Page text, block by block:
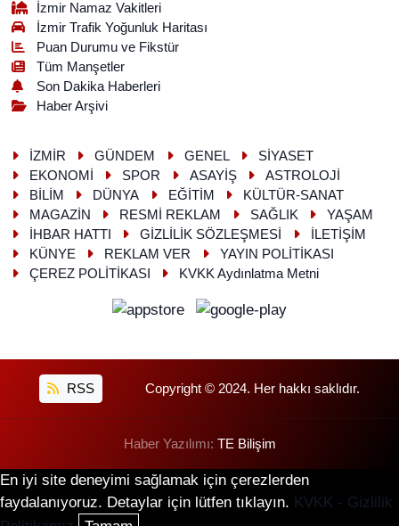
İzmir Namaz Vakitleri
İzmir Trafik Yoğunluk Haritası
Puan Durumu ve Fikstür
Tüm Manşetler
Son Dakika Haberleri
Haber Arşivi
İZMİR GÜNDEM GENEL
SİYASET
EKONOMİ
SPOR ASAYİŞ
ASTROLOJİ
BİLİM
DÜNYA EĞİTİM
KÜLTÜR-SANAT
MAGAZİN
RESMİ REKLAM SAĞLIK
YAŞAM
İHBAR HATTI
GİZLİLİK SÖZLEŞMESİ
İLETİŞİM
KÜNYE
REKLAM VER
YAYIN POLİTİKASI
ÇEREZ POLİTİKASI
KVKK Aydınlatma Metni
RSS Copyright © 2024. Her hakkı saklıdır.
Haber Yazılımı: TE Bilişim
En iyi site deneyimi sağlamak için çerezlerden
faydalanıyoruz. Detaylar için lütfen tıklayın. KVKK - Gizlilik